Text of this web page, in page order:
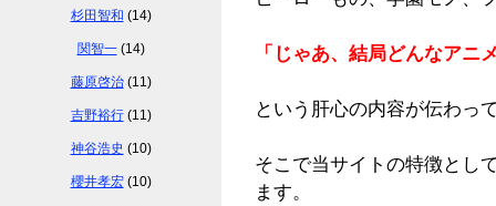
「じゃあ、結局どんなアニ
という肝心の内容が伝わっ
そこで当サイトの特徴とし
ます。
杉田智和 (14)
関智一(14)
藤原啓治(11)
吉野裕行(11)
神谷浩史 (10)
櫻井孝宏(10)